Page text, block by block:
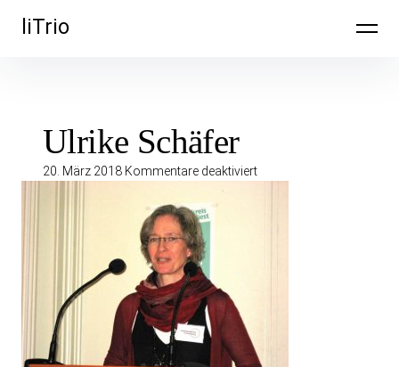
überspringen
liTrio
Ulrike Schäfer
20. März 2018 Kommentare deaktiviertfür